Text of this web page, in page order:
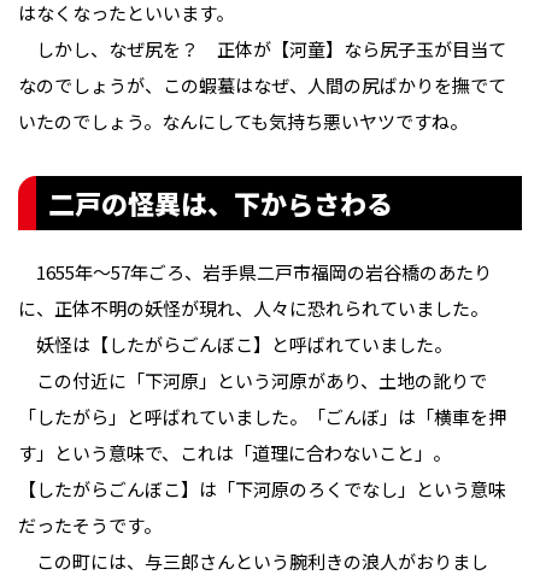
はなくなったといいます。
しかし、なぜ尻を？ 正体が【河童】なら尻子玉が目当て
なのでしょうが、この蝦蟇はなぜ、人間の尻ばかりを撫でて
いたのでしょう。なんにしても気持ち悪いヤツですね。
二戸の怪異は、下からさわる
1655年〜57年ごろ、岩手県二戸市福岡の岩谷橋のあたり
に、正体不明の妖怪が現れ、人々に恐れられていました。
妖怪は【したがらごんぼこ】と呼ばれていました。
この付近に「下河原」という河原があり、土地の訛りで
「したがら」と呼ばれていました。「ごんぼ」は「横車を押
す」という意味で、これは「道理に合わないこと」。
【したがらごんぼこ】は「下河原のろくでなし」という意味
だったそうです。
この町には、与三郎さんという腕利きの浪人がおりまし